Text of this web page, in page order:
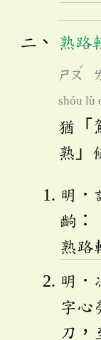
熟路
ㄕㄡ
ˊ
shóu lù
猶「
熟」
明．
齣：
熟路
明．
字心
刀，